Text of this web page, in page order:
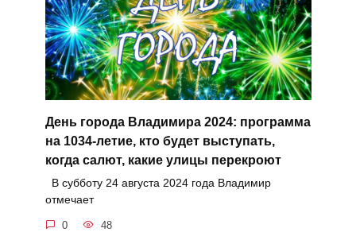
День города Владимира 2024: программа
на 1034-летие, кто будет выступать,
когда салют, какие улицы перекроют
В субботу 24 августа 2024 года Владимир
отмечает
0 48